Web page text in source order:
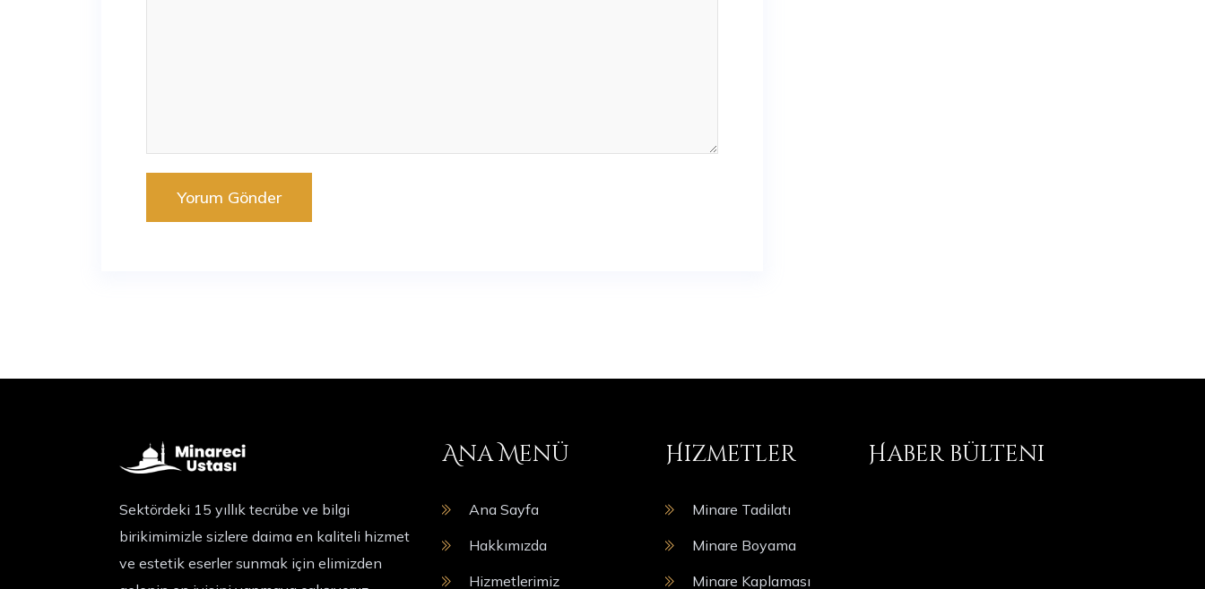
Sektördeki 15 yıllık tecrübe ve bilgi
birikimimizle sizlere daima en kaliteli hizmet
ve estetik eserler sunmak için elimizden
Ana Menü
Ana Sayfa
Hakkımızda
Hizmetlerimiz
Hizmetler
Minare Tadilatı
Minare Boyama
Minare Kaplaması
Haber bülteni